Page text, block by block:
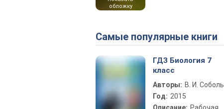
обложку
Самые популярные книги
ГДЗ Биология 7
класс
Авторы: В. И. Соболь
Год: 2015